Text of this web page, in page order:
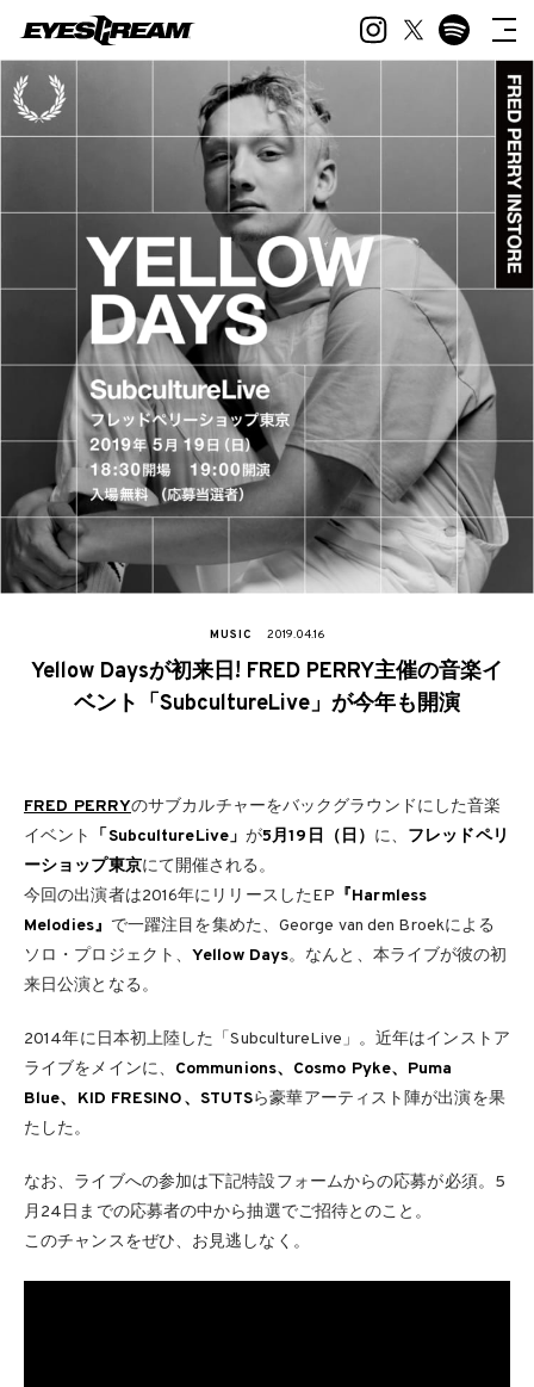
MUSIC 2019.04.16
Yellow Daysが初来日! FRED PERRY主催の音楽イ
ベント「SubcultureLive」が今年も開演
FRED PERRYのサブカルチャーをバックグラウンドにした音楽
イベント
「SubcultureLive」が5月19日（日） に、 フレッドペリ
ーショップ東京にて開催される。
今回の出演者は2016年にリリースしたEP 『Harmless
Melodies』 で一躍注目を集めた、George van den Broekによる
ソロ・プロジェクト、 Yellow Days。なんと、本ライブが彼の初
来日公演となる。
2014年に日本初上陸した「SubcultureLive」。近年はインストア
ライブをメインに、 Communions、Cosmo Pyke、Puma
Blue、KID FRESINO、STUTSら豪華アーティスト陣が出演を果
たした。
なお、ライブへの参加は下記特設フォームからの応募が必須。5
月24日までの応募者の中から抽選でご招待とのこと。
このチャンスをぜひ、お見逃しなく。